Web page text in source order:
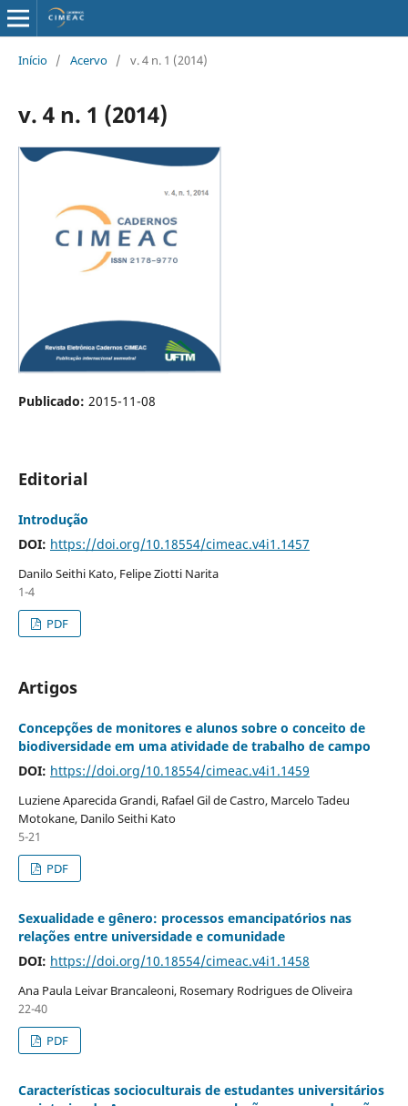
Início / Acervo / v. 4 n. 1 (2014)
v. 4 n. 1 (2014)
Publicado: 2015-11-08
Editorial
Introdução
DOI: https://doi.org/10.18554/cimeac.v4i1.1457
Danilo Seithi Kato, Felipe Ziotti Narita
1-4
PDF
Artigos
Concepções de monitores e alunos sobre o conceito de
biodiversidade em uma atividade de trabalho de campo
DOI: https://doi.org/10.18554/cimeac.v4i1.1459
Luziene Aparecida Grandi, Rafael Gil de Castro, Marcelo Tadeu
Motokane, Danilo Seithi Kato
5-21
PDF
Sexualidade e gênero: processos emancipatórios nas
relações entre universidade e comunidade
DOI: https://doi.org/10.18554/cimeac.v4i1.1458
Ana Paula Leivar Brancaleoni, Rosemary Rodrigues de Oliveira
22-40
PDF
Características socioculturais de estudantes universitários